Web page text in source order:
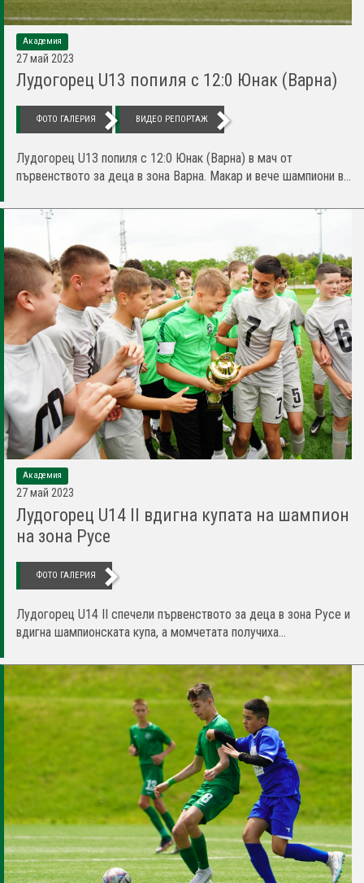
Академия
27 май 2023
Лудогорец U13 попиля с 12:0 Юнак (Варна)
ФОТО ГАЛЕРИЯ ВИДЕО РЕПОРТАЖ
Лудогорец U13 попиля с 12:0 Юнак (Варна) в мач от
първенството за деца в зона Варна. Макар и вече шампиони в...
Академия
27 май 2023
Лудогорец U14 II вдигна купата на шампион
на зона Русе
ФОТО ГАЛЕРИЯ
Лудогорец U14 II спечели първенството за деца в зона Русе и
вдигна шампионската купа, а момчетата получиха...